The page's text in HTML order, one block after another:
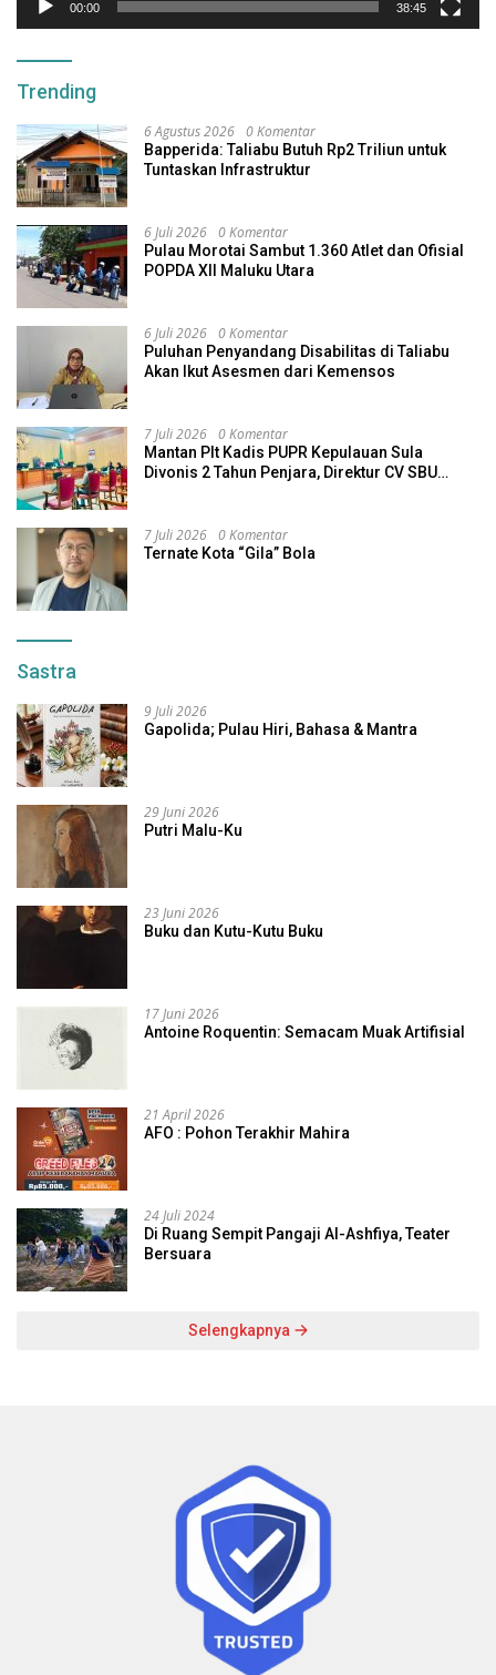
00:00 38:45
Trending
6 Agustus 2026 0 Komentar
Bapperida: Taliabu Butuh Rp2 Triliun untuk
Tuntaskan Infrastruktur
6 Juli 2026 0 Komentar
Pulau Morotai Sambut 1.360 Atlet dan Ofisial
POPDA XII Maluku Utara
6 Juli 2026 0 Komentar
Puluhan Penyandang Disabilitas di Taliabu
Akan Ikut Asesmen dari Kemensos
7 Juli 2026 0 Komentar
Mantan Plt Kadis PUPR Kepulauan Sula
Divonis 2 Tahun Penjara, Direktur CV SBU
7 Juli 2026 0 Komentar
Ternate Kota “Gila” Bola
Sastra
9 Juli 2026
Gapolida; Pulau Hiri, Bahasa & Mantra
29 Juni 2026
Putri Malu-Ku
23 Juni 2026
Buku dan Kutu-Kutu Buku
17 Juni 2026
Antoine Roquentin: Semacam Muak Artifisial
21 April 2026
AFO : Pohon Terakhir Mahira
24 Juli 2024
Di Ruang Sempit Pangaji Al-Ashfiya, Teater
Bersuara
Selengkapnya